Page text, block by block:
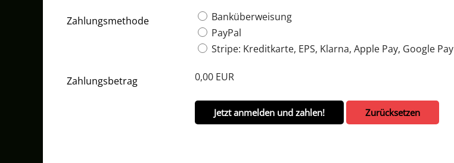
Zahlungsmethode
Banküberweisung
PayPal
Stripe: Kreditkarte, EPS, Klarna, Apple Pay, Google Pay
Zahlungsbetrag 0,00 EUR
Jetzt anmelden und zahlen! Zurücksetzen